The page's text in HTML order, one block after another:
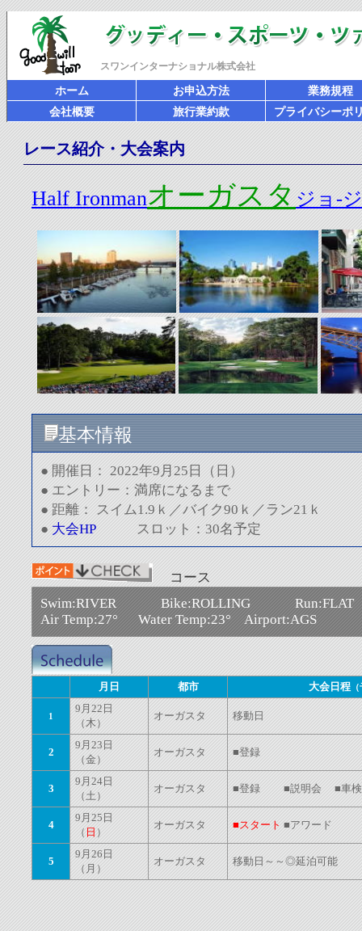
スワンインターナショナル株式会社
ホーム お申込方法
業務規程
会社概要
旅行業約款 プライバシーポ
レース紹介・大会案内
Half Ironmanオーガスタ ジョ-
基本情報
● 開催日： 2022年9月25日（日）
● エントリー：満席になるまで
● 距離： スイ ム1.9ｋ／バイク90ｋ／ラン21ｋ
● 大会HPスロット：30名予定
コース
Swim:RIVER Bike:ROLLING Run:FLAT
Air Temp:27° Water Temp:23° Airport:AGS
月日 都市 大会日程
1
9月22日
（木）
オーガスタ 移動日
2
9月23日
（金）
オーガスタ ■登録
3
9月24日
（土）
オーガスタ ■登録 ■説明会 ■車検
4
9月25日
（ 日 ）
オーガスタ ■スタート ■アワード
5
9月26日
（月）
オーガスタ 移動日～～◎延泊可能